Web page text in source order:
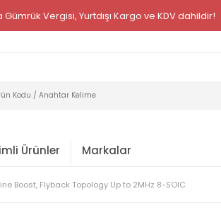
Gümrük Vergisi, Yurtdışı Kargo ve KDV dahildir!
Ürünler Markalar
Boost, Flyback Topology Up to 2MHz 8-SOIC